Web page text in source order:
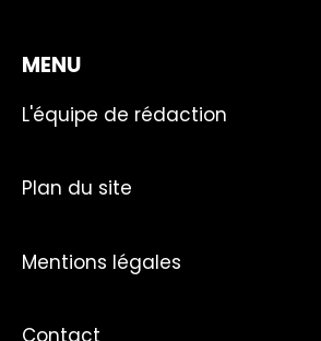
MENU
L'équipe de rédaction
Plan du site
Mentions légales
Contact